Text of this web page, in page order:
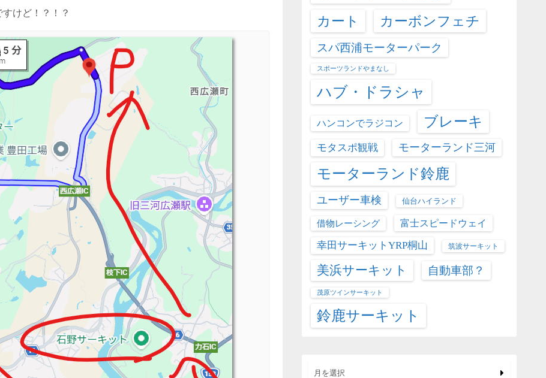
けど！？！？
カート カーボンフェチ
スパ西浦モーターパーク
スポーツランドやまなし
ハブ・ドラシャ
ハンコンでラジコン ブレーキ
モタスポ観戦 モーターランド三河
モーターランド鈴鹿
ユーザー車検 仙台ハイランド
借物レーシング
富士スピードウェイ
幸田サーキットYRP桐山
筑波サーキット
美浜サーキット 自動車部？
茂原ツインサーキット
鈴鹿サーキット
月を選択